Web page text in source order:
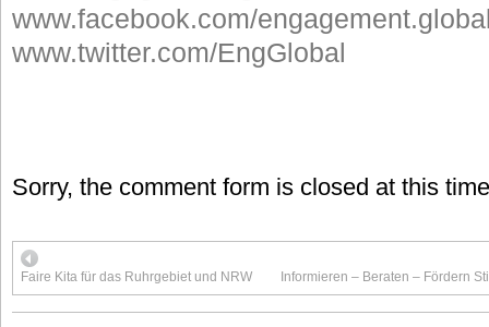
www.facebook.com/
www.twitter.com/EngGlobal
Sorry, the comment form is closed at this
Faire Kita für das Ruhrgebiet und NRW Informieren – Beraten – Fördern